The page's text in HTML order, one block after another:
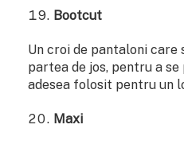
Bootcut
Un croi de pantaloni care
partea de jos, pentru a
adesea folosit pentru un
Maxi